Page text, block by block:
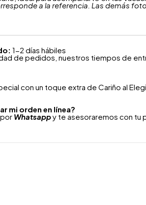
a la referencia. Las demás
1-2 días hábiles
de pedidos, nuestros tiempos de
con un toque extra de Cariño al
mi orden en línea?
Whatsappy te asesoraremos con tu